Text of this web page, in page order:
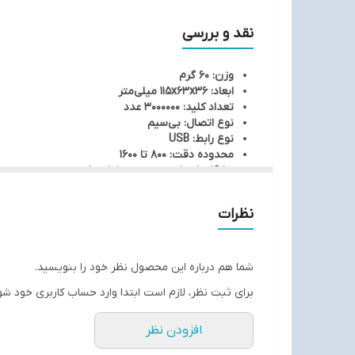
نقد و بررسی
وزن: 60 گرم
ابعاد: 115x63x36 میلی‌متر
تعداد کلید: 3000000 عدد
نوع اتصال: بی‌سیم
نوع رابط: USB
محدوده دقت: 800 تا 1600
سازگار با تمامی سیستم عامل ها
جنس بدنه ABSنظرات
شما هم درباره این محصول نظر خود را بنویسید.
برای ثبت نظر، لازم است ابتدا وارد حساب کاربری خود
افزودن نظر